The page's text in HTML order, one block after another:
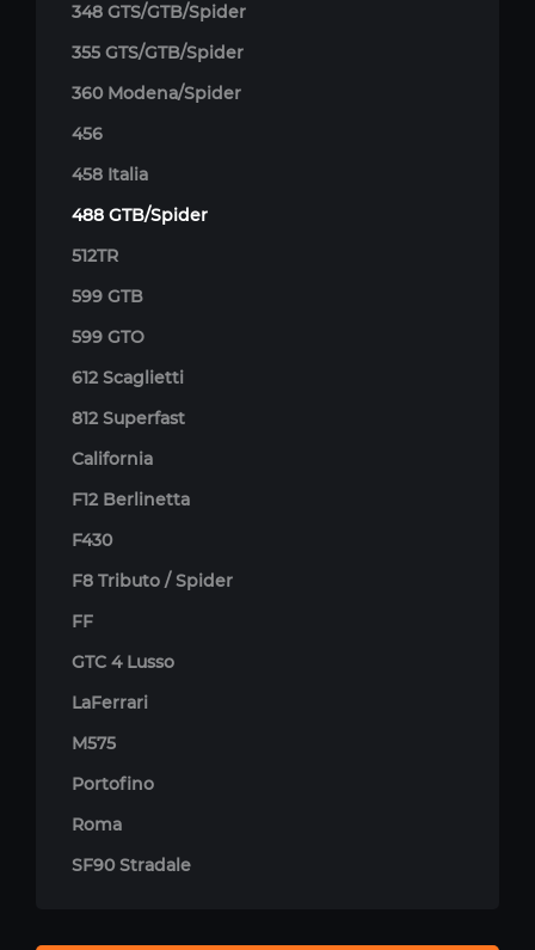
348 GTS/GTB/Spider
355 GTS/GTB/Spider
360 Modena/Spider
456
458 Italia
488 GTB/Spider
512TR
599 GTB
599 GTO
612 Scaglietti
812 Superfast
California
F12 Berlinetta
F430
F8 Tributo / Spider
FF
GTC 4 Lusso
LaFerrari
M575
Portofino
Roma
SF90 Stradale